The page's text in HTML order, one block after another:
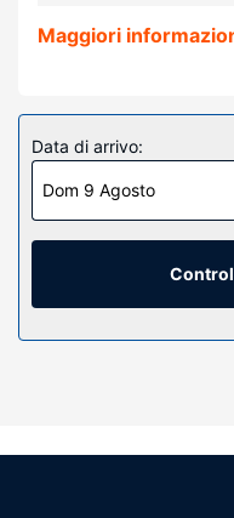
e 1,6 km da Spiaggia di
Rilassati in una delle
della struttura, complete
sono dotate di balcone.
sono l'ideale per
Fi gratuito ti consente
bagno in camera
gratuiti e asciugacapelli.
Attrattive della
Rilassati presso la spa
da tennis all'apertoe
Maggiori
Data di arrivo:
Dom 9 Agosto